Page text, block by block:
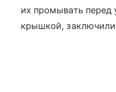
их промывать перед
крышкой,